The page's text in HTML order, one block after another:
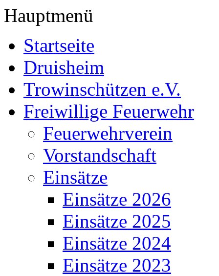
Hauptmenü
Startseite
Druisheim
Trowinschützen e.V.
Freiwillige Feuerwehr
Feuerwehrverein
Vorstandschaft
Einsätze
Einsätze 2026
Einsätze 2025
Einsätze 2024
Einsätze 2023